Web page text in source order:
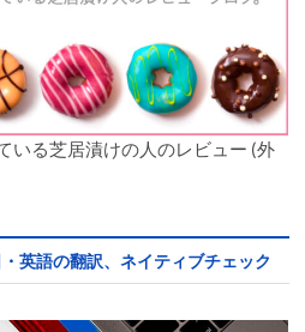
いる芝居漬けの人のレビュー (外
英語の翻訳、ネイティブチェック